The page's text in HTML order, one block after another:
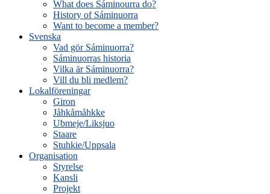
What does Sáminourra do?
History of Sáminuorra
Want to become a member?
Svenska
Vad gör Sáminuorra?
Sáminuorras historia
Vilka är Sáminuorra?
Vill du bli medlem?
Lokalföreningar
Giron
Jåhkåmåhkke
Ubmeje/Liksjuo
Staare
Stuhkie/Uppsala
Organisation
Styrelse
Kansli
Projekt